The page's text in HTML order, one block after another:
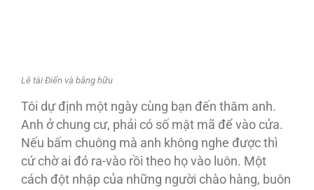
Lê tài Điển và bằng hữu
Tôi dự định một ngày cùng bạn đến thăm anh.
Anh ở chung cư, phải có số mật mã để vào cửa.
Nếu bấm chuông mà anh không nghe được thì
cứ chờ ai đó ra-vào rồi theo họ vào luôn. Một
cách đột nhập của những người chào hàng, buôn